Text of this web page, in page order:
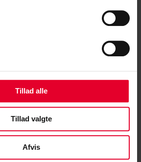
Tillad alle
Tillad valgte
Afvis
stadig er politikere, der ikke forstår det,
kommer fra en politiker, der selv har
på plads, risikerer man ifølge CS at
om antal – det handler i høj grad også
risikerer at blive udhulet, hvis
siger Leon.